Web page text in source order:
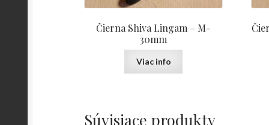
Čierna Shiva Lingam – M-
30mm
Viac info
Súvisiace produkty